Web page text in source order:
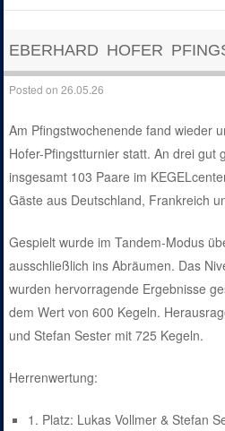
EBERHARD HOFER
Posted on26.05.26
Am Pfingstwochenende fand wieder
Hofer-Pfingstturnier statt. An drei gut
insgesamt 103 Paare im
Gäste aus Deutschland, Frankreich
Gespielt wurde im Tandem-Modus
ausschließlich ins Abräumen. Das
wurden hervorragende Ergebnisse
dem Wert von 600 Kegeln.
und Stefan Sester mit 725 Kegeln.
Herrenwertung:
1. Platz: Lukas Vollmer & Stefan